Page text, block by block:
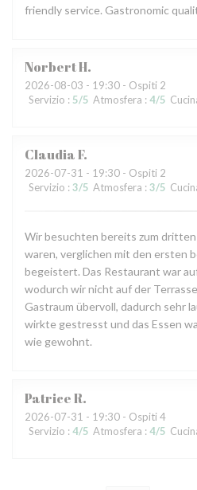
friendly service. Gastronomic
NorbertH
2026-08-03 - 19:30 - Ospiti 2
Servizio : 5/5 Atmosfera : 4/5
ClaudiaF
2026-07-31 - 19:30 - Ospiti 2
Servizio : 3/5 Atmosfera : 3/5
Wir besuchten bereits zum
waren, verglichen mit den ersten
begeistert. Das Restaurant war
wodurch wir nicht auf der
Gastraum übervoll, dadurch sehr
wirkte gestresst und das Essen
wie gewohnt.
PatriceR
2026-07-31 - 19:30 - Ospiti 4
Servizio : 4/5 Atmosfera : 4/5